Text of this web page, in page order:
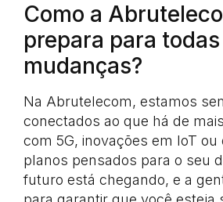
Como a
prepara para
mudanças?
Na Abrutelecom, estamos
conectados ao que há de
com 5G, inovações em IoT
planos pensados para o seu
futuro está chegando, e a